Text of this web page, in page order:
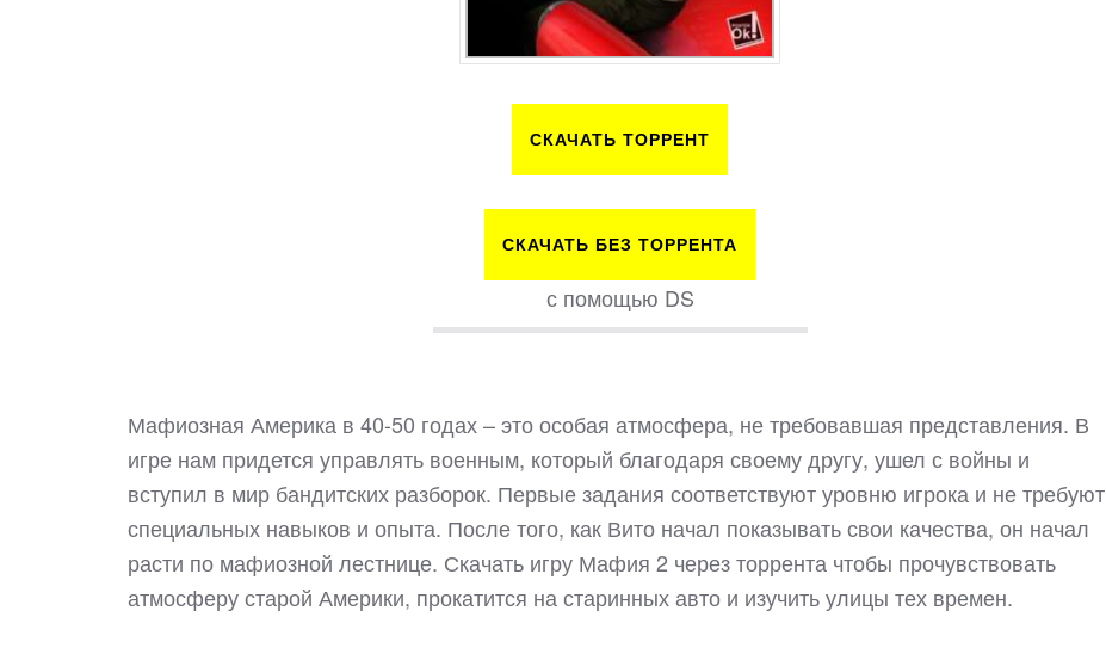
СКАЧАТЬ ТОРРЕНТ
СКАЧАТЬ БЕЗ ТОРРЕНТА
с помощью DS
Мафиозная Америка в 40-50 годах – это особая атмосфера, не требовавшая представления. В
игре нам придется управлять военным, который благодаря своему другу, ушел с войны и
вступил в мир бандитских разборок. Первые задания соответствуют уровню игрока и не требуют
специальных навыков и опыта. После того, как Вито начал показывать свои качества, он начал
расти по мафиозной лестнице. Скачать игру Мафия 2 через торрента чтобы прочувствовать
атмосферу старой Америки, прокатится на старинных авто и изучить улицы тех времен.